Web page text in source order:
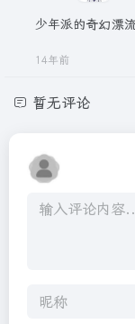
少年派的奇幻漂
14年前
暂无评论